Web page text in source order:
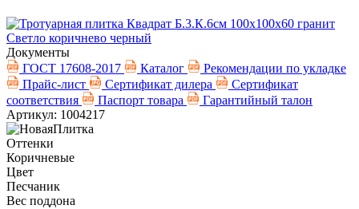
Документы
ГОСТ 17608-2017
Каталог
Рекомендации по укладке
Прайс-лист
Сертификат дилера
Сертификат
соответствия
Паспорт товара
Гарантийный талон
Артикул: 1004217
Оттенки
Коричневые
Цвет
Песчаник
Вес поддона